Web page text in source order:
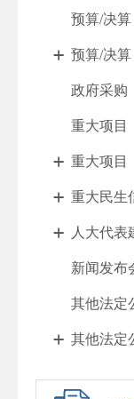
预算/决算
预算/决算
政府采购
重大项目
重大项目
重大民生
人大代表
新闻发布
其他法定
其他法定